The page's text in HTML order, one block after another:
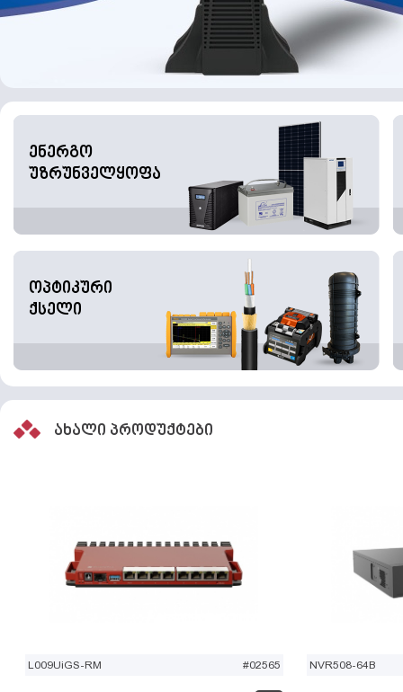
ენერგო
უზრუნველყოფა
ოპტიკური
ქსელი
ახალი პროდუქტები
L009UiGS-RM #02565 NVR508-64B